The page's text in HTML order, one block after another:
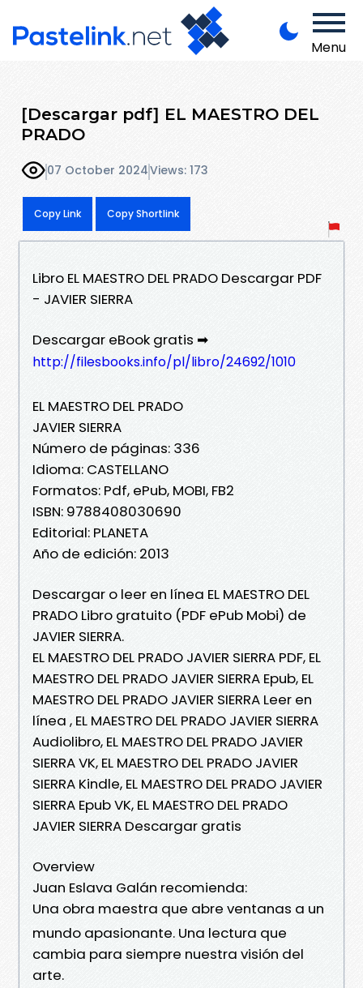
Menu
[Descargar pdf] EL MAESTRO DEL
PRADO
07 October 2024Views: 173
Copy Link Copy Shortlink
Libro EL MAESTRO DEL PRADO Descargar PDF
- JAVIER SIERRA
Descargar eBook gratis ➡
http://filesbooks.info/pl/libro/24692/1010
EL MAESTRO DEL PRADO
JAVIER SIERRA
Número de páginas: 336
Idioma: CASTELLANO
Formatos: Pdf, ePub, MOBI, FB2
ISBN: 9788408030690
Editorial: PLANETA
Año de edición: 2013
Descargar o leer en línea EL MAESTRO DEL
PRADO Libro gratuito (PDF ePub Mobi) de
JAVIER SIERRA.
EL MAESTRO DEL PRADO JAVIER SIERRA PDF, EL
MAESTRO DEL PRADO JAVIER SIERRA Epub, EL
MAESTRO DEL PRADO JAVIER SIERRA Leer en
línea , EL MAESTRO DEL PRADO JAVIER SIERRA
Audiolibro, EL MAESTRO DEL PRADO JAVIER
SIERRA VK, EL MAESTRO DEL PRADO JAVIER
SIERRA Kindle, EL MAESTRO DEL PRADO JAVIER
SIERRA Epub VK, EL MAESTRO DEL PRADO
JAVIER SIERRA Descargar gratis
Overview
Juan Eslava Galán recomienda:
Una obra maestra que abre ventanas a un
mundo apasionante. Una lectura que
cambia para siempre nuestra visión del
arte.